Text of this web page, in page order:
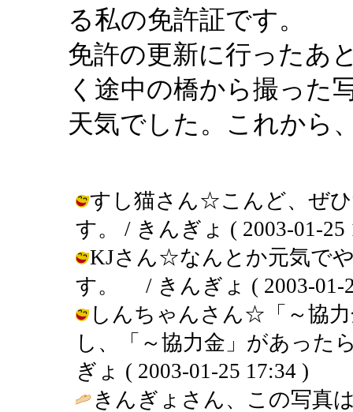
る私の免許証です。
免許の更新に行ったあ
く途中の橋から撮った
天気でした。これから
すし猫さん☆こんど、ぜ
す。 / きんぎょ ( 2003-01-25
KJさん☆なんとか元気で
す。 / きんぎょ ( 2003-01-
しんちゃんさん☆「～協
し、「～協力金」があった
ぎょ ( 2003-01-25 17:34 )
きんぎょさん、この写真